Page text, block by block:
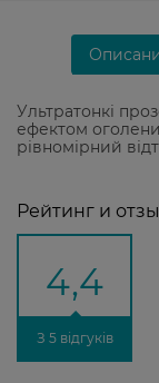
Ультратонкі
ефектом
рівномірний
Рейтинг и
4,4
З 5 відгуків